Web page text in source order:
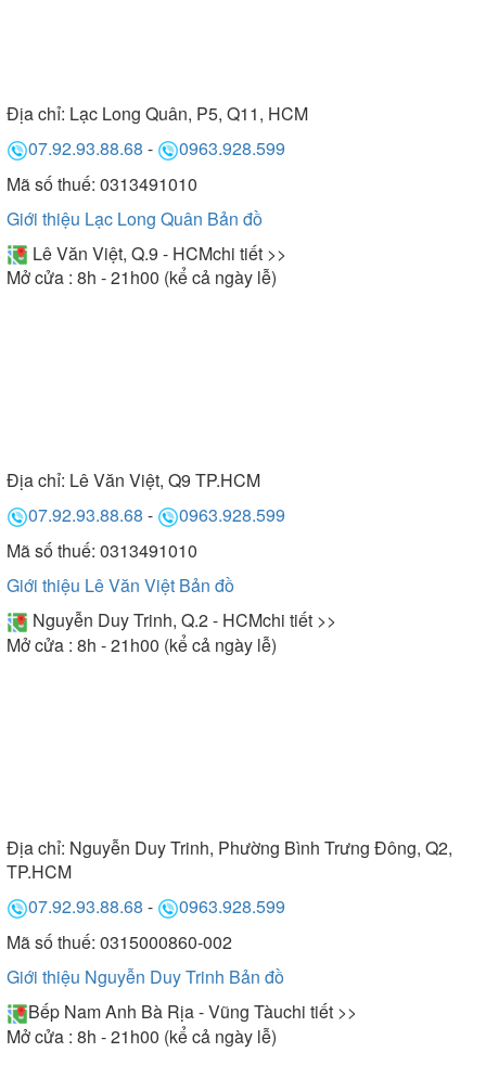
Địa chỉ: Lạc Long Quân, P5, Q11, HCM
07.92.93.88.68 -
0963.928.599
Mã số thuế: 0313491010
Giới thiệu Lạc Long Quân Bản đồ
Lê Văn Việt, Q.9 - HCMchi tiết >>
Mở cửa : 8h - 21h00 (kể cả ngày lễ)
Địa chỉ: Lê Văn Việt, Q9 TP.HCM
07.92.93.88.68 -
0963.928.599
Mã số thuế: 0313491010
Giới thiệu Lê Văn Việt Bản đồ
Nguyễn Duy Trinh, Q.2 - HCMchi tiết >>
Mở cửa : 8h - 21h00 (kể cả ngày lễ)
Địa chỉ: Nguyễn Duy Trinh, Phường Bình Trưng Đông, Q2,
TP.HCM
07.92.93.88.68 -
0963.928.599
Mã số thuế: 0315000860-002
Giới thiệu Nguyễn Duy Trinh Bản đồ
Bếp Nam Anh Bà Rịa - Vũng Tàuchi tiết >>
Mở cửa : 8h - 21h00 (kể cả ngày lễ)